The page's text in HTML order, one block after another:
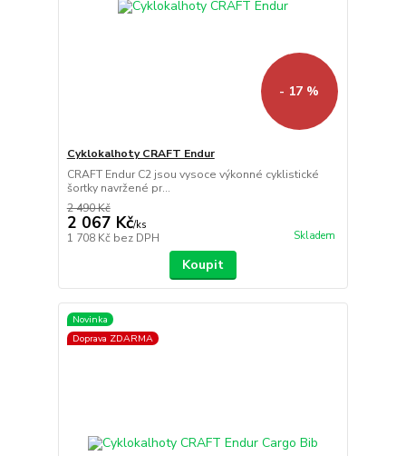
- 17 %
Cyklokalhoty CRAFT Endur
CRAFT Endur C2 jsou vysoce výkonné cyklistické
šortky navržené pr...
2 490 Kč
2 067 Kč/ks
1 708 Kč bez DPH Skladem
Koupit
Novinka
Doprava ZDARMA